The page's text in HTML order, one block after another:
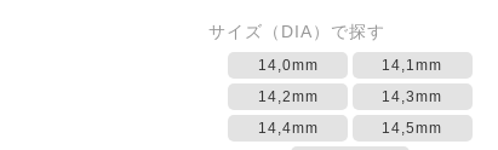
サイズ（DIA）で探す
14,0mm
14,1mm
14,2mm
14,3mm
14,4mm
14,5mm